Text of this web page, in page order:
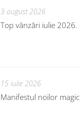
3 august 2026
Top vânzări iulie
15 iulie 2026
Manifestul noilor